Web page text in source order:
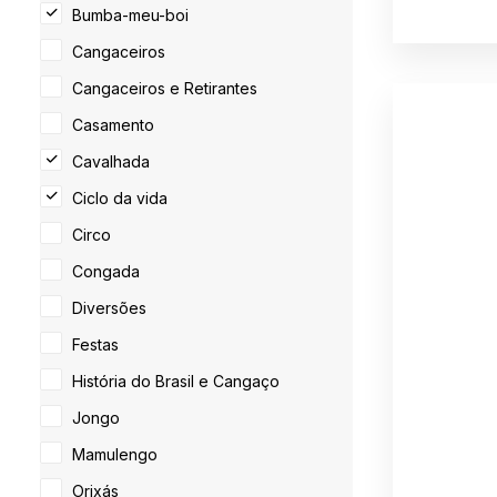
Bumba-meu-boi
Cangaceiros
Cangaceiros e Retirantes
Casamento
Cavalhada
Ciclo da vida
Circo
Congada
Diversões
Festas
História do Brasil e Cangaço
Jongo
Mamulengo
Orixás